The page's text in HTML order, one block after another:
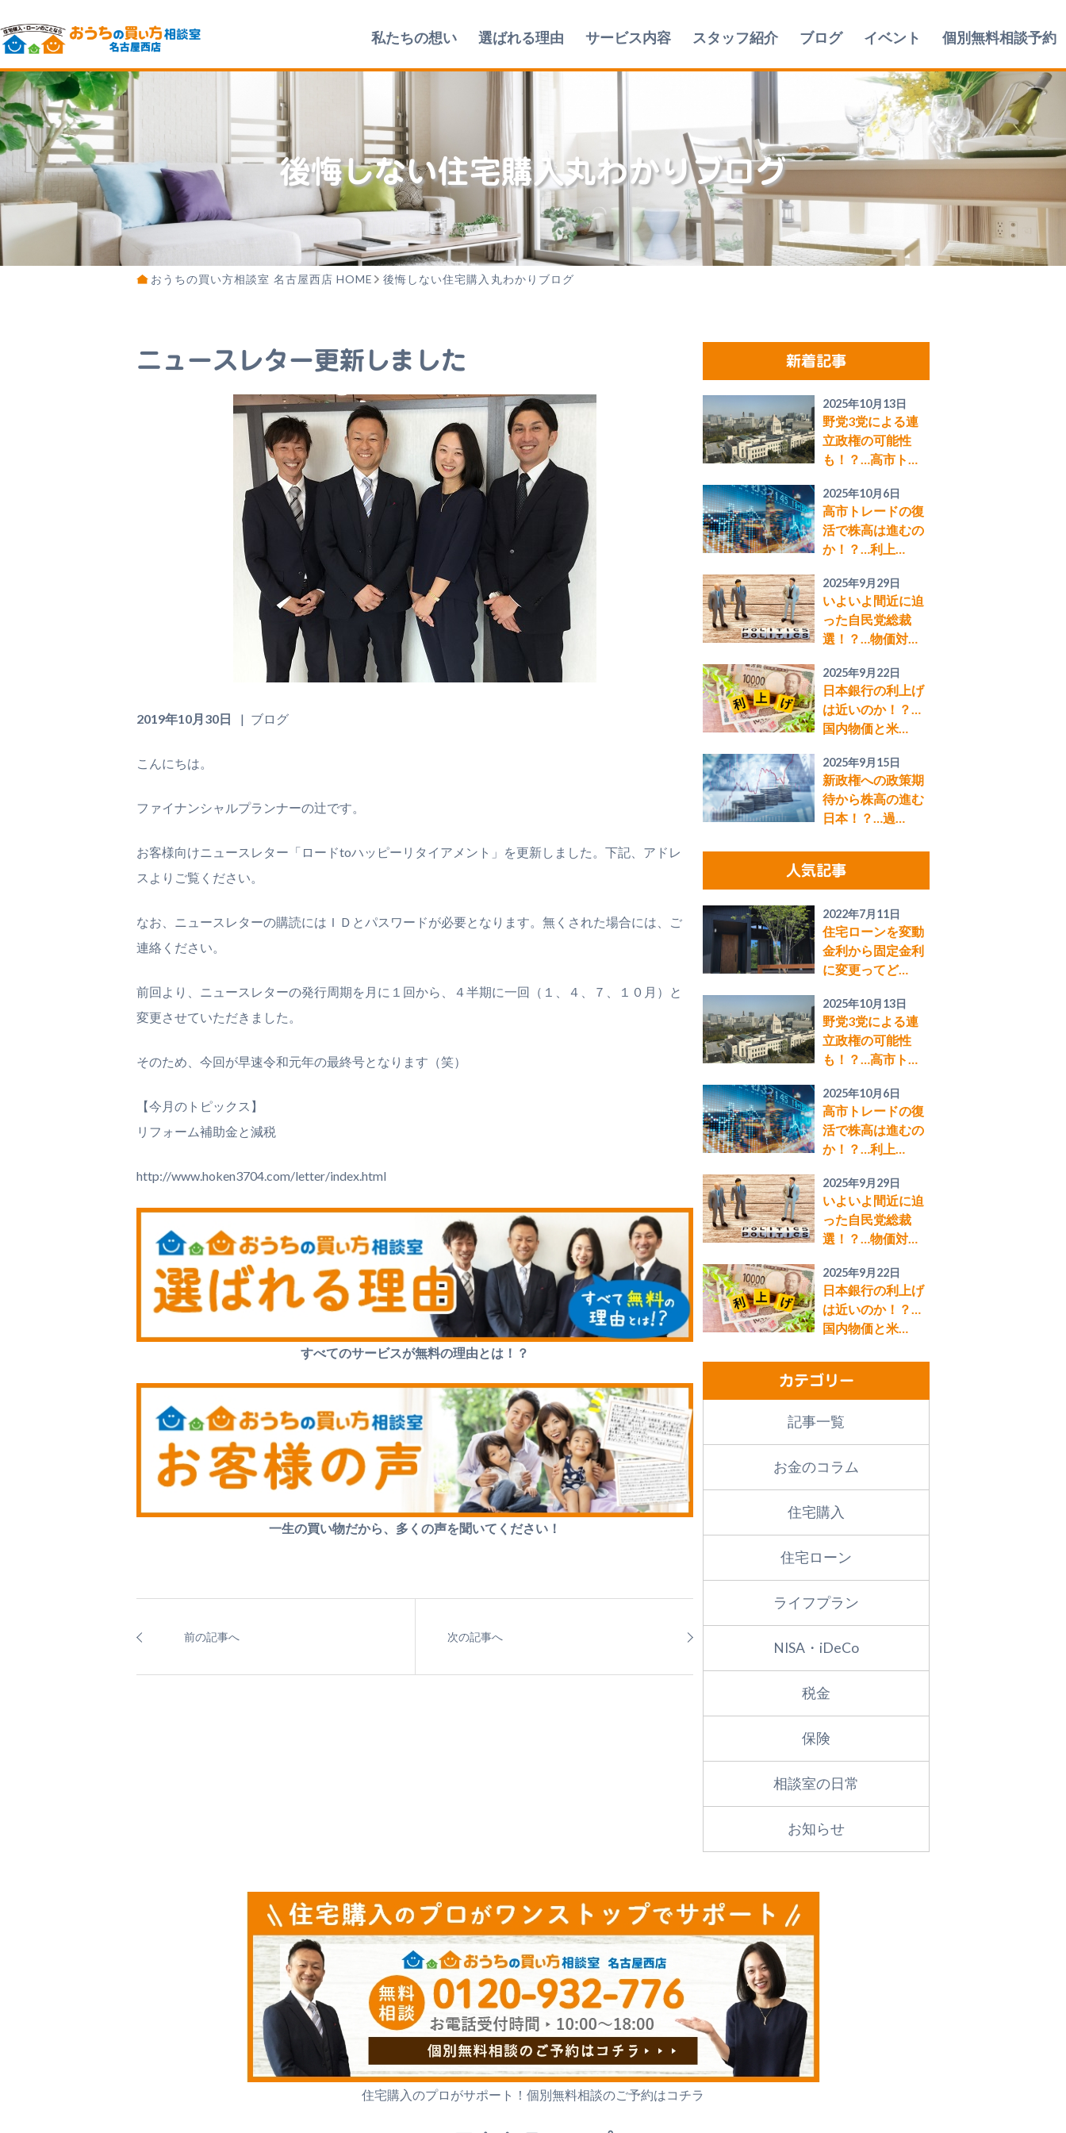
私たちの想い 選ばれる理由 サービス内容 スタッフ紹介 ブログ イベント 個別無料相談予約
後悔しない住宅購入丸わかりブログ
おうちの買い方相談室 名古屋西店 HOME 後悔しない住宅購入丸わかりブログ
ニュースレター更新しました
2019年10月30日 ブログ
こんにちは。
ファイナンシャルプランナーの辻です。
お客様向けニュースレター「ロードtoハッピーリタイアメント」を更新しました。下記、アドレ
スよりご覧ください。
なお、ニュースレターの購読にはＩＤとパスワードが必要となります。無くされた場合には、ご
連絡ください。
前回より、ニュースレターの発行周期を月に１回から、４半期に一回（１、４、７、１０月）と
変更させていただきました。
そのため、今回が早速令和元年の最終号となります（笑）
【今月のトピックス】
リフォーム補助金と減税
http://www.hoken3704.com/letter/index.html
すべてのサービスが無料の理由とは！？
一生の買い物だから、多くの声を聞いてください！
前の記事へ 次の記事へ
新着記事
2025年10月13日
野党3党による連
立政権の可能性
も！？…高市ト…
2025年10月6日
高市トレードの復
活で株高は進むの
か！？…利上…
2025年9月29日
いよいよ間近に迫
った自民党総裁
選！？…物価対…
2025年9月22日
日本銀行の利上げ
は近いのか！？…
国内物価と米…
2025年9月15日
新政権への政策期
待から株高の進む
日本！？…過…
人気記事
2022年7月11日
住宅ローンを変動
金利から固定金利
に変更ってど…
2025年10月13日
野党3党による連
立政権の可能性
も！？…高市ト…
2025年10月6日
高市トレードの復
活で株高は進むの
か！？…利上…
2025年9月29日
いよいよ間近に迫
った自民党総裁
選！？…物価対…
2025年9月22日
日本銀行の利上げ
は近いのか！？…
国内物価と米…
カテゴリー
記事一覧
お金のコラム
住宅購入
住宅ローン
ライフプラン
NISA・iDeCo
税金
保険
相談室の日常
お知らせ
住宅購入のプロがサポート！ 個別無料相談のご予約はコチラ